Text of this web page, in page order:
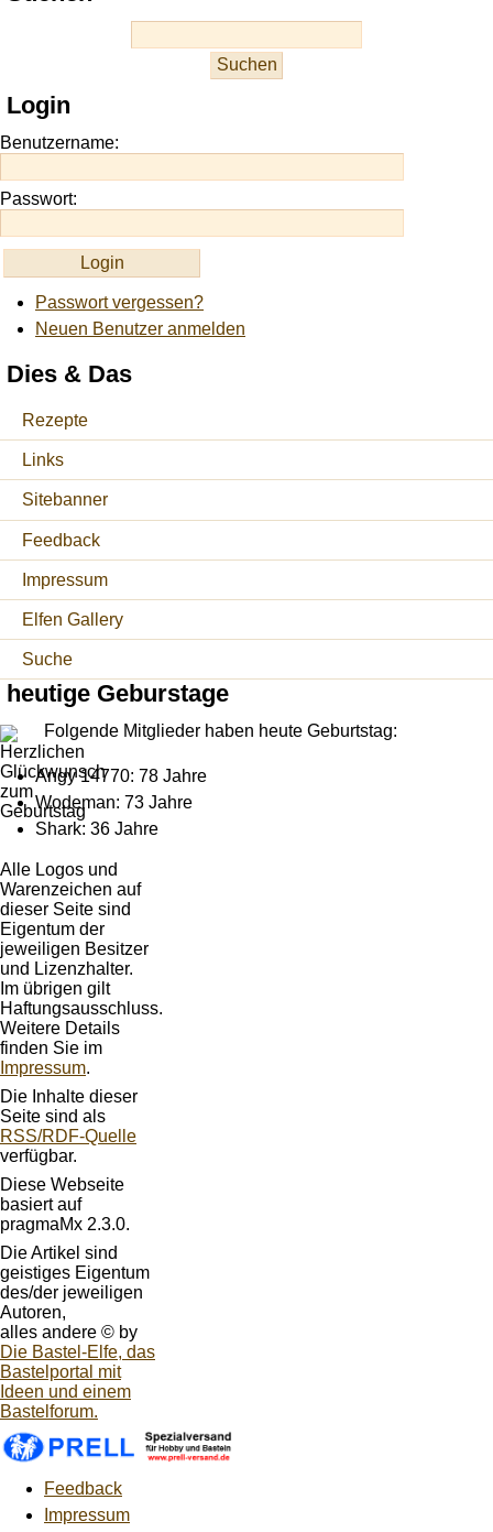
site
https://onlineslots.money/
Login
Benutzername:
Passwort:
Passwort vergessen?
Neuen Benutzer anmelden
Dies & Das
Rezepte
Links
Sitebanner
Feedback
Impressum
Elfen Gallery
Suche
heutige Geburstage
Folgende Mitglieder haben heute Geburtstag:
Angy 14770: 78 Jahre
Wodeman: 73 Jahre
Shark: 36 Jahre
Alle Logos und
Warenzeichen auf
dieser Seite sind
Eigentum der
jeweiligen Besitzer
und Lizenzhalter.
Im übrigen gilt
Haftungsausschluss.
Weitere Details
finden Sie im
Impressum.
Die Inhalte dieser
Seite sind als
RSS/RDF-Quelle
verfügbar.
Diese Webseite
basiert auf
pragmaMx 2.3.0.
Die Artikel sind
geistiges Eigentum
des/der jeweiligen
Autoren,
alles andere © by
Die Bastel-Elfe, das
Bastelportal mit
Ideen und einem
Bastelforum.
Feedback
Impressum